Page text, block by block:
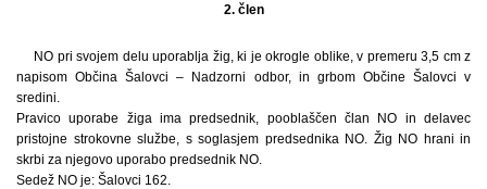
2. člen
NO pri svojem delu uporablja žig, ki je okrogle oblike, v premeru 3,5 cm z
napisom Občina Šalovci – Nadzorni odbor, in grbom Občine Šalovci v
sredini.
Pravico uporabe žiga ima predsednik, pooblaščen član NO in delavec
pristojne strokovne službe, s soglasjem predsednika NO. Žig NO hrani in
skrbi za njegovo uporabo predsednik NO.
Sedež NO je: Šalovci 162.